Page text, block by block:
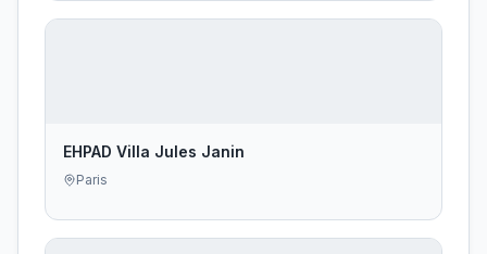
EHPAD Villa Jules Janin
Paris